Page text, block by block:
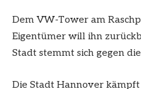
Dem VW-Tower am
Eigentümer will ihn
Stadt stemmt sich gegen
Die Stadt Hannover